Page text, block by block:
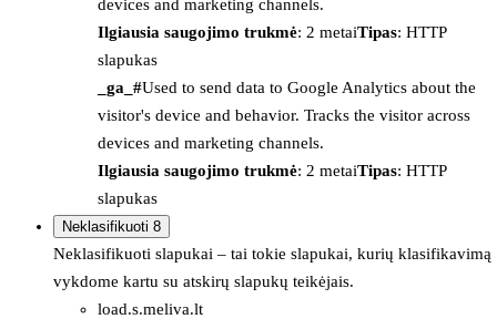
devices and marketing channels.
Ilgiausia saugojimo trukmė: 2 metaiTipas: HTTP
slapukas
_ga_#Used to send data to Google Analytics about the
visitor's device and behavior. Tracks the visitor across
devices and marketing channels.
Ilgiausia saugojimo trukmė: 2 metaiTipas: HTTP
slapukas
Neklasifikuoti 8
Neklasifikuoti slapukai – tai tokie slapukai, kurių klasifikavimą
vykdome kartu su atskirų slapukų teikėjais.
load.s.meliva.lt